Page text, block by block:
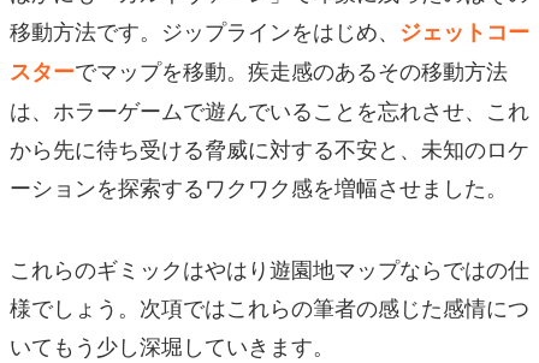
移動方法です。ジップラインをはじめ、 ジェットコー
スターでマップを移動。疾走感のあるその移動方法
は、ホラーゲームで遊んでいることを忘れさせ、これ
から先に待ち受ける脅威に対する不安と、未知のロケ
ーションを探索するワクワク感を増幅させました。
これらのギミックはやはり遊園地マップならではの仕
様でしょう。次項ではこれらの筆者の感じた感情につ
いてもう少し深堀していきます。